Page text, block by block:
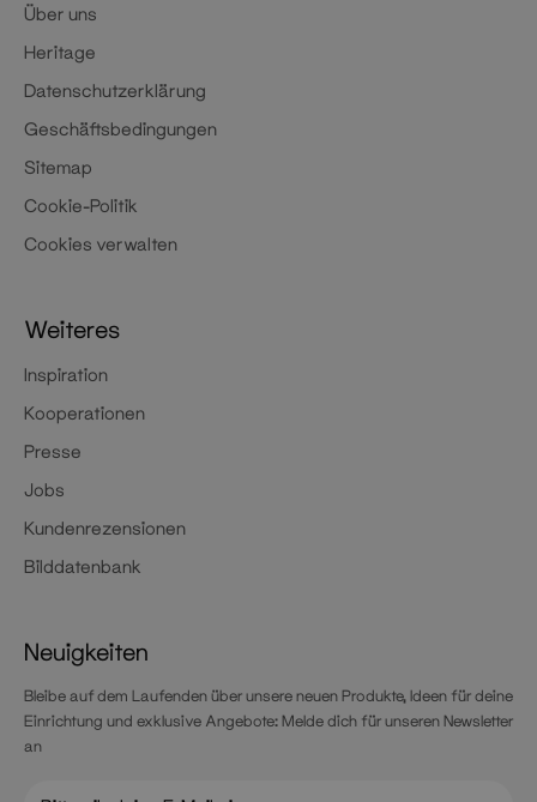
Über uns
Heritage
Datenschutzerklärung
Geschäftsbedingungen
Sitemap
Cookie-Politik
Cookies verwalten
Weiteres
Inspiration
Kooperationen
Presse
Jobs
Kundenrezensionen
Bilddatenbank
Neuigkeiten
Bleibe auf dem Laufenden über unsere neuen Produkte, Ideen für deine
Einrichtung und exklusive Angebote: Melde dich für unseren Newsletter
an